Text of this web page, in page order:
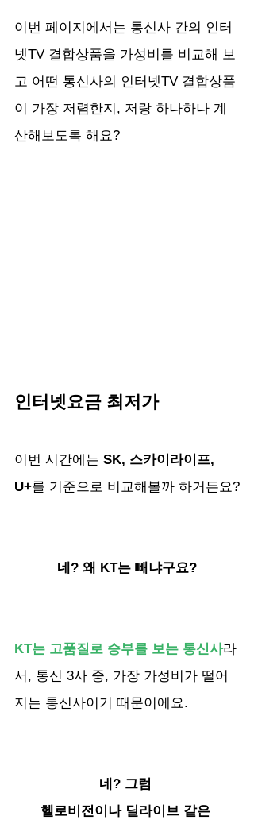
이번 페이지에서는 통신사 간의 인터
넷TV 결합상품을 가성비를 비교해 보
고 어떤 통신사의 인터넷TV 결합상품
이 가장 저렴한지, 저랑 하나하나 계
산해보도록 해요?
인터넷요금 최저가
이번 시간에는 SK, 스카이라이프,
U+를 기준으로 비교해볼까 하거든요?
네? 왜 KT는 빼냐구요?
KT는 고품질로 승부를 보는 통신사라
서, 통신 3사 중, 가장 가성비가 떨어
지는 통신사이기 때문이에요.
네? 그럼
헬로비전이나 딜라이브 같은